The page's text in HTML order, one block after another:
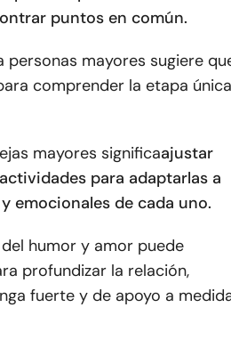
puntos en común.
mayores sugiere
comprender la etapa única
mayores significaajustar
para adaptarlas a
emocionales de cada uno.
humor y amor puede
profundizar la relación,
fuerte y de apoyo a